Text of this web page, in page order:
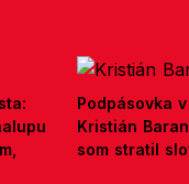
Podpásovka
Kristián
som stratil